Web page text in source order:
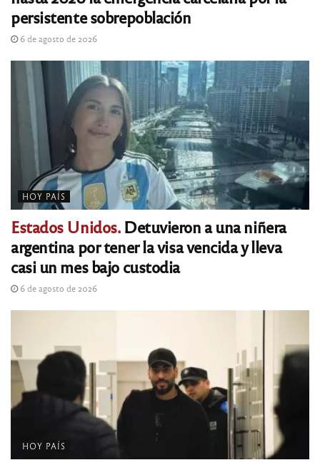
persistente sobrepoblación
6 de agosto de 2026
HOY PAÍS
Estados Unidos.Detuvieron a una niñera
argentina por tener la visa vencida y lleva
casi un mes bajo custodia
6 de agosto de 2026
HOY PAÍS